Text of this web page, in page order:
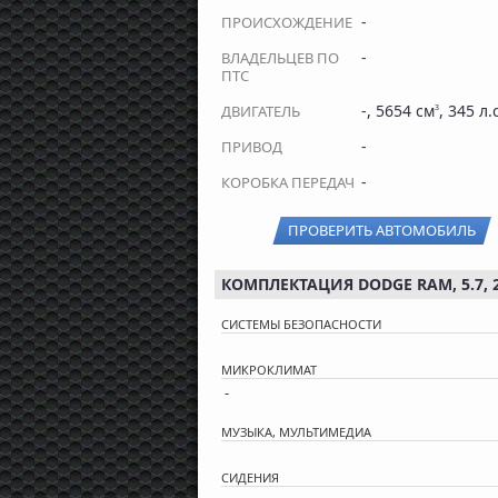
ПРОИСХОЖДЕНИЕ -
ВЛАДЕЛЬЦЕВ ПО
ПТС
-
ДВИГАТЕЛЬ -, 5654 см3, 345
ПРИВОД -
КОРОБКА ПЕРЕДАЧ -
ПРОВЕРИТЬ АВТОМОБИЛЬ
КОМПЛЕКТАЦИЯ DODGE RAM, 5.7,
СИСТЕМЫ БЕЗОПАСНОСТИ
МИКРОКЛИМАТ
-
МУЗЫКА, МУЛЬТИМЕДИА
СИДЕНИЯ